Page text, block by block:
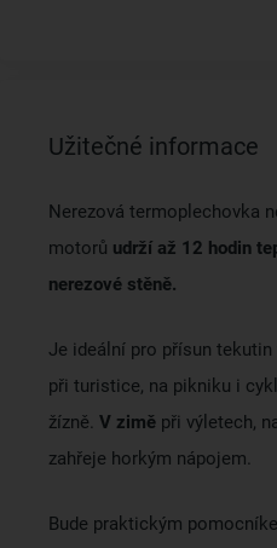
Užitečné informace
Nerezová termoplechovka
motorů udrží až 12 hodin
nerezové stěně.
Je ideální pro přísun tekutin
při turistice, na pikniku i
žízně. V zimě při výletech,
zahřeje horkým nápojem.
Bude praktickým